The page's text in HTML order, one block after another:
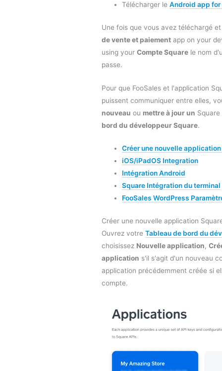
Télécharger leAndroid app
Une fois que vous avez téléchargé
de vente et paiement app on your
using your Compte Square le nom
passe.
Pour que FooSales et l'application
puissent communiquer entre elles,
nouveau ou mettre à jour un
bord du développeur Square.
Créer une nouvelle
iOS/iPadOS Integration
Intégration Android
Square Intégration du terminal
FooSales WordPress
Créer une nouvelle application
Ouvrez votre Tableau de bord du
choisissez Nouvelle application,
application s'il s'agit d'un nouveau
application précédemment créée si
compte.